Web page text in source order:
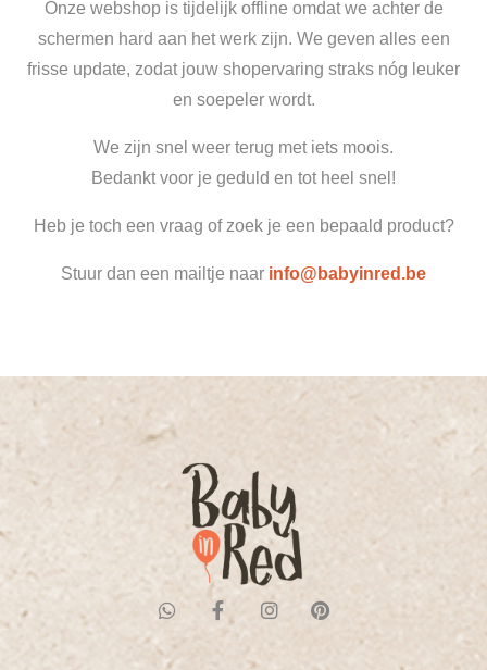
Onze webshop is tijdelijk offline omdat we achter de
schermen hard aan het werk zijn. We geven alles een
frisse update, zodat jouw shopervaring straks nóg leuker
en soepeler wordt.
We zijn snel weer terug met iets moois.
Bedankt voor je geduld en tot heel snel!
Heb je toch een vraag of zoek je een bepaald product?
Stuur dan een mailtje naar info@babyinred.be